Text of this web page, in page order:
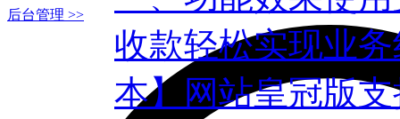
后台管理 >>
收款轻松实现业
本】网站皇冠版